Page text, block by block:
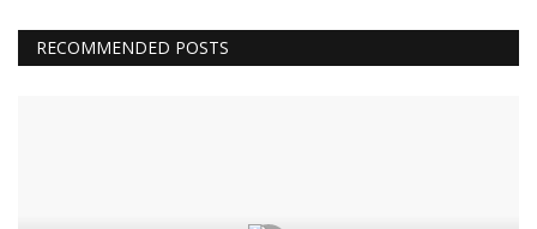
RECOMMENDED POSTS